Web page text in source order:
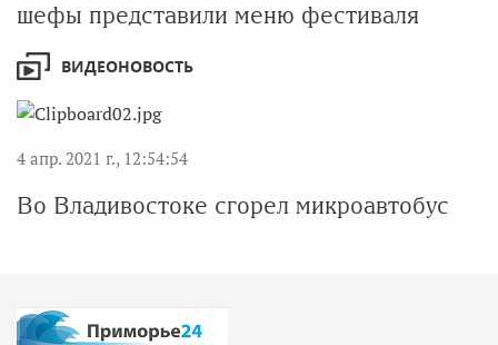
шефы представили меню фестиваля
ВИДЕОНОВОСТЬ
4 апр. 2021 г., 12:54:54
Во Владивостоке сгорел микроавтобус